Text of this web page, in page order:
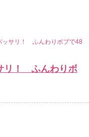
ッサリ！ ふんわりボブで48
リ！ ふんわりボ